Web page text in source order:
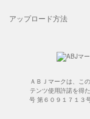
アップロード方法
ＡＢＪマークは、こ
テンツ使用許諾を得
号 第６０９１７１３